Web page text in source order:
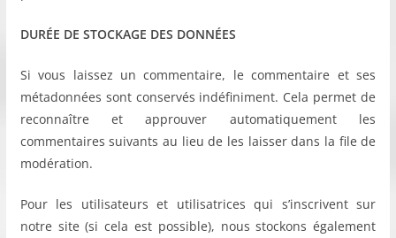
DURÉE DE STOCKAGE DES DONNÉES
Si vous laissez un commentaire, le commentaire et ses
métadonnées sont conservés indéfiniment. Cela permet de
reconnaître et approuver automatiquement les
commentaires suivants au lieu de les laisser dans la file de
modération.
Pour les utilisateurs et utilisatrices qui s’inscrivent sur
notre site (si cela est possible), nous stockons également